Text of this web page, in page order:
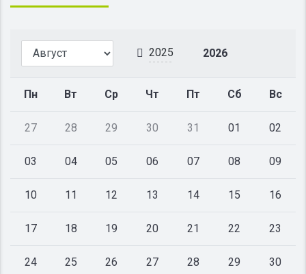
2025 2026
Пн Вт Ср Чт Пт Сб Вс
27 28 29 30 31 01 02
03 04 05 06 07 08 09
10 11 12 13 14 15 16
17 18 19 20 21 22 23
24 25 26 27 28 29 30